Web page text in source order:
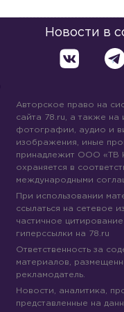
Новости в
Авторское право на
сайта 78.ru, а также на
фотографии, аудио и
изображения, иные
принадлежит ООО «ТВ
охраняется в
международными
При использовании
ссылаться на сетевое
частичное
гиперссылки на 78.ru
Ответственность за
материалов,
рекламодатель.
Новости, аналитика,
представленные на